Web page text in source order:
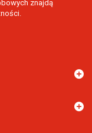
znajdą